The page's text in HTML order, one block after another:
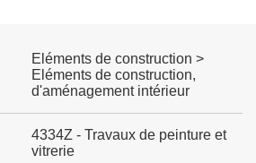
Eléments de construction >
Eléments de construction,
d'aménagement intérieur
4334Z - Travaux de peinture et
vitrerie